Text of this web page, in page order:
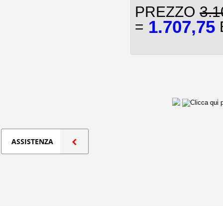
PREZZO
= 1.707,75
ASSISTENZA